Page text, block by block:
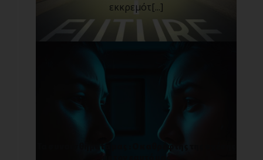
εκκρεμότ[...]
Τα συναισθήματά μας : O καθρέφτης της σχέσης